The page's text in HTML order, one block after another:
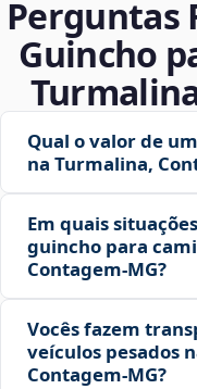
Perguntas
Guincho
Qual o valor de
na Turmalina,
Em quais
guincho para
Contagem‑MG?
Vocês fazem
veículos pesados
Contagem‑MG?